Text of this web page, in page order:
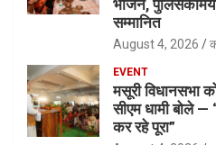
भोजन,
सम्मानित
August 4, 2026
EVENT
मसूरी विधानसभा
सीएम धामी बोले —
कर रहे पूरा”